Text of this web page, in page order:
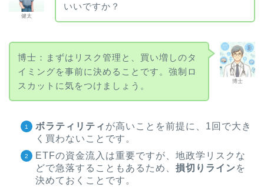
健太
いいですか？
博士
博士：まずはリスク管理と、買い増しのタ
イミングを事前に決めることです。強制ロ
スカットに気をつけましょう。
ボラティリティ が高いことを前提に、1回で大き
く買わないことです。
ETFの資金流入は重要ですが、地政学リスクな
どで急落することもあるため、 損切りラインを
決めておくことです。